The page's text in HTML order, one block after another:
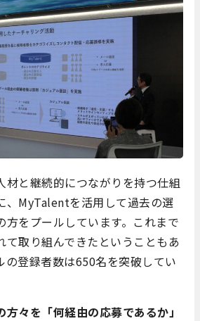
材と継続的につながりを持つ仕組
、MyTalentを活用して過去の選
方をプールしています。これまで
て取り組んできたということもあ
の登録者数は650名を突破してい
々を「何経由の応募であるか」